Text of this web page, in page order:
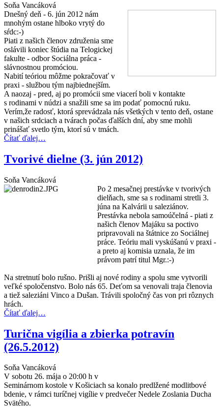
Soňa Vancáková
Dnešný deň - 6. jún 2012 nám
mnohým ostane hlboko vrytý do
sŕdc:-)
Piati z našich členov združenia sme
oslávili koniec štúdia na Telogickej
fakulte - odbor Sociálna práca -
slávnostnou promóciou.
Nabití teóriou môžme pokračovať v
praxi - službou tým najbiednejším.
A naozaj - pred, aj po promócii sme viacerí boli v kontakte
s rodinami v núdzi a snažili sme sa im podať pomocnú ruku.
Verím,že radosť, ktorá sprevádzala nás všetkých v tento deň, ostane
v našich srdciach a tvárach počas ďalších dní, aby sme mohli
prinášať svetlo tým, ktorí sú v tmách.
Čítať ďalej…
Tvorivé dielne (3. jún 2012)
Soňa Vancáková
Po 2 mesačnej prestávke v tvorivých
dielňach, sme sa s rodinami stretli 3.
júna na Kalvárii u saleziánov.
Prestávka nebola samoúčelná - piati z
našich členov Majáku sa poctivo
pripravovali na štátnice zo Sociálnej
práce. Teóriu mali vyskúšanú v praxi -
a preto aj komisia uznala, že im
právom patrí titul Mgr.:-)
Na stretnutí bolo rušno. Prišli aj nové rodiny a spolu sme vytvorili
veľké spoločenstvo. Bolo nás 65. Deťom sa venovali traja členovia
a tiež saleziáni Vinco a Dušan. Trávili spoločný čas von pri rôznych
hrách.
Čítať ďalej…
Turična vigília a zbierka potravín
(26.5.2012)
Soňa Vancáková
V sobotu 26. mája o 20:00 h v
Seminárnom kostole v Košiciach sa konalo predlžené modlitbové
bdenie, v rámci turíčnej vigílie v predvečer Nedele Zoslania Ducha
Svätého.